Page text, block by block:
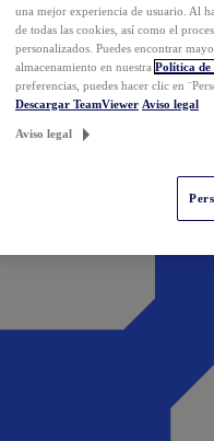
una mejor experiencia de usuario. Al
de todas las cookies, así como el
personalizados. Puedes encontrar
almacenamiento en nuestra Política de
preferencias, puedes hacer clic en
Descargar TeamViewer Aviso legal
Aviso legal